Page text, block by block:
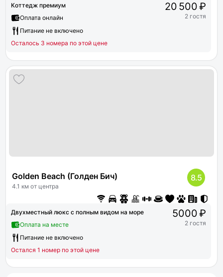
Коттедж премиум
Оплата онлайн
Питание не включено
Осталось 3 номера по этой цене
20 500 ₽
2 гостя
Golden Beach (Голден Бич)
4.1 км от центра
8.5
Двухместный люкс с полным видом на море
Оплата на месте
Питание не включено
Остался 1 номер по этой цене
5000 ₽
2 гостя